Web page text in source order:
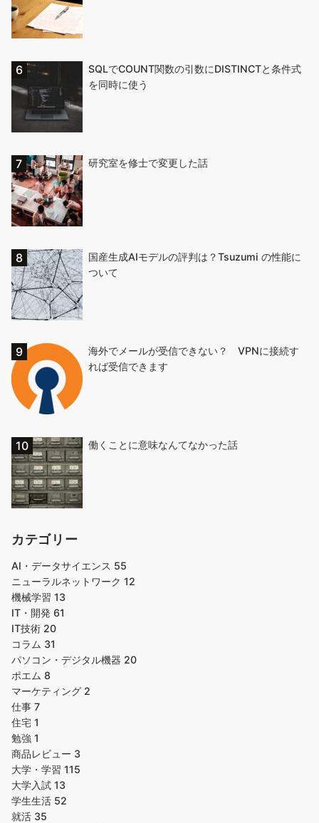
SQLでCOUNT関数の引数にDISTINCTと条件式
を同時に使う
研究室を修士で変更した話
国産生成AIモデルの評判は？Tsuzumi の性能に
ついて
海外でメールが受信できない？ VPNに接続す
れば受信できます
働くことに意味なんてなかった話
カテゴリー
AI・データサイエンス 55
ニューラルネットワーク 12
機械学習 13
IT・開発 61
IT技術 20
コラム 31
パソコン・デジタル機器 20
ポエム 8
マーケティング 2
仕事 7
住宅 1
勉強 1
商品レビュー 3
大学・学習 115
大学入試 13
学生生活 52
就活 35